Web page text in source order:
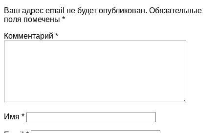
Ваш адрес email не будет опубликован. Обязательные
поля помечены *
Комментарий *
Имя *